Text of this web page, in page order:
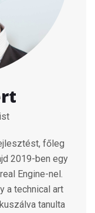
főleg
2019-ben egy
Engine-nel.
a technical art
tanulta